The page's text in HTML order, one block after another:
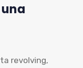
revolving,